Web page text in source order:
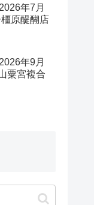
年7月
原醍醐店
年9月
粟宮複合